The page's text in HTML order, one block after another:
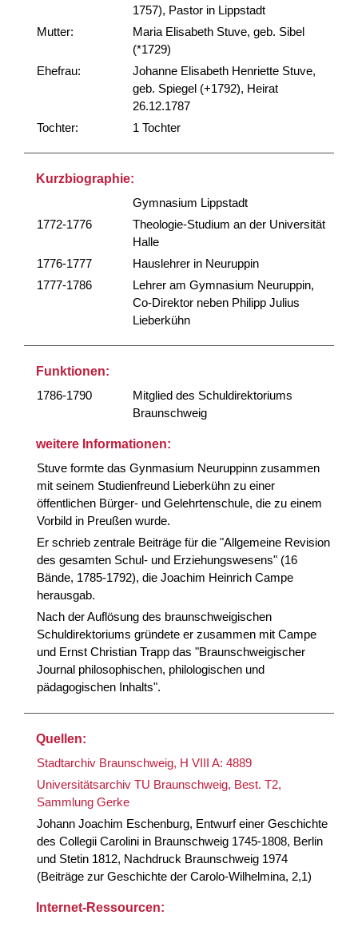
1757), Pastor in Lippstadt
Mutter:
Maria Elisabeth Stuve, geb. Sibel
(*1729)
Ehefrau:
Johanne Elisabeth Henriette Stuve,
geb. Spiegel (+1792), Heirat
26.12.1787
Tochter:
1 Tochter
Kurzbiographie:
Gymnasium Lippstadt
1772-1776
Theologie-Studium an der Universität
Halle
1776-1777
Hauslehrer in Neuruppin
1777-1786
Lehrer am Gymnasium Neuruppin,
Co-Direktor neben Philipp Julius
Lieberkühn
Funktionen:
1786-1790
Mitglied des Schuldirektoriums
Braunschweig
weitere Informationen:
Stuve formte das Gynmasium Neuruppinn zusammen
mit seinem Studienfreund Lieberkühn zu einer
öffentlichen Bürger- und Gelehrtenschule, die zu einem
Vorbild in Preußen wurde.
Er schrieb zentrale Beiträge für die "Allgemeine Revision
des gesamten Schul- und Erziehungswesens" (16
Bände, 1785-1792), die Joachim Heinrich Campe
herausgab.
Nach der Auflösung des braunschweigischen
Schuldirektoriums gründete er zusammen mit Campe
und Ernst Christian Trapp das "Braunschweigischer
Journal philosophischen, philologischen und
pädagogischen Inhalts".
Quellen:
Stadtarchiv Braunschweig, H VIII A: 4889
Universitätsarchiv TU Braunschweig, Best. T2,
Sammlung Gerke
Johann Joachim Eschenburg, Entwurf einer Geschichte
des Collegii Carolini in Braunschweig 1745-1808, Berlin
und Stetin 1812, Nachdruck Braunschweig 1974
(Beiträge zur Geschichte der Carolo-Wilhelmina, 2,1)
Internet-Ressourcen: